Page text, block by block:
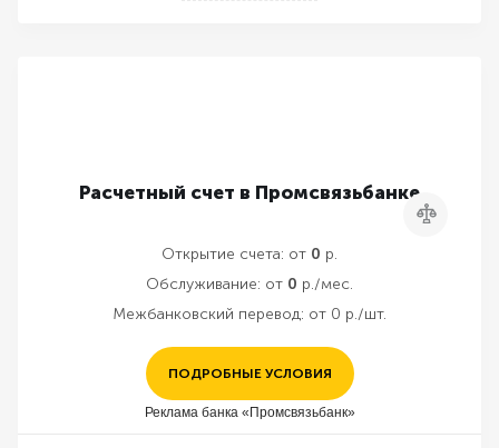
Расчетный счет в Промсвязьбанке
Сравнить
Открытие счета: от 0 р.
Обслуживание: от 0 р./мес.
Межбанковский перевод: от 0 р./шт.
ПОДРОБНЫЕ УСЛОВИЯ
Реклама банка «Промсвязьбанк»